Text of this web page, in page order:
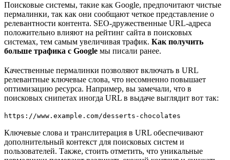
Поисковые системы, такие как Google, предпочитают чистые
пермалинки, так как они сообщают четкое представление о
релевантности контента. SEO-дружественные URL-адреса
положительно влияют на рейтинг сайта в поисковых
системах, тем самым увеличивая трафик. Как получить
больше трафика с Google мы писали ранее.
Качественные пермалинки позволяют включать в URL
релевантные ключевые слова, что несомненно повышает
оптимизацию ресурса. Например, вы замечали, что в
поисковых снипетах иногда URL в выдаче выглядит вот так:
https://www.example.com/desserts-chocolates
Ключевые слова и транслитерация в URL обеспечивают
дополнительный контекст для поисковых систем и
пользователей. Также, стоить отметить, что уникальные